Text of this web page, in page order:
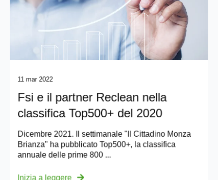
11 mar 2022
Fsi e il partner Reclean nella
classifica Top500+ del 2020
Dicembre 2021. Il settimanale "Il Cittadino Monza
Brianza" ha pubblicato Top500+, la classifica
annuale delle prime 800 ...
Inizia a leggere